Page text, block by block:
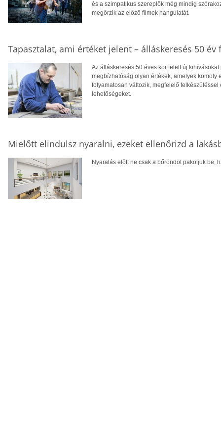
és a szimpatikus szereplők még mindig
megőrzik az előző filmek hangulatát.
Tapasztalat, ami értéket jelent – álláskeresés 50 év
Az álláskeresés 50 éves kor felett új
megbízhatóság olyan értékek, amelyek komoly
folyamatosan változik, megfelelő
lehetőségeket.
Mielőtt elindulsz nyaralni, ezeket ellenőrizd a
Nyaralás előtt ne csak a bőröndöt pakoljuk be,